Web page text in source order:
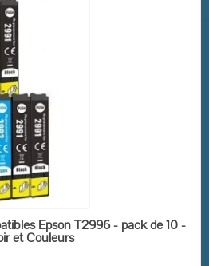
EN STOCKEpson T2996 - pack de 10 -
et Couleurs